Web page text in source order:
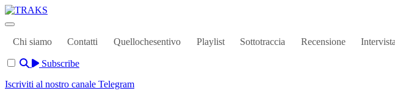
Skip
to
Chi siamo
Contatti Quellochesentivo Playlist Sottotraccia Recensione Intervista
Subscribe
Iscriviti al nostro canale Telegram